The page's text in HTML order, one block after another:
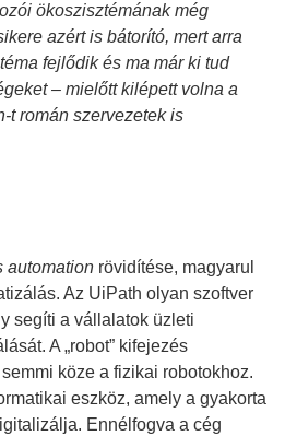
ökoszisztémának még
azért is bátorító, mert arra
fejlődik és ma már ki tud
– mielőtt kilépett volna a
t román szervezetek is
automation rövidítése, magyarul
Az UiPath olyan szoftver
segíti a vállalatok üzleti
A „robot” kifejezés
köze a fizikai robotokhoz.
eszköz, amely a gyakorta
Ennélfogva a cég